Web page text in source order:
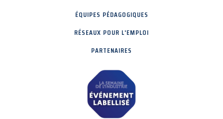
ÉQUIPES PÉDAGOGIQUES
RÉSEAUX POUR L'EMPLOI
PARTENAIRES